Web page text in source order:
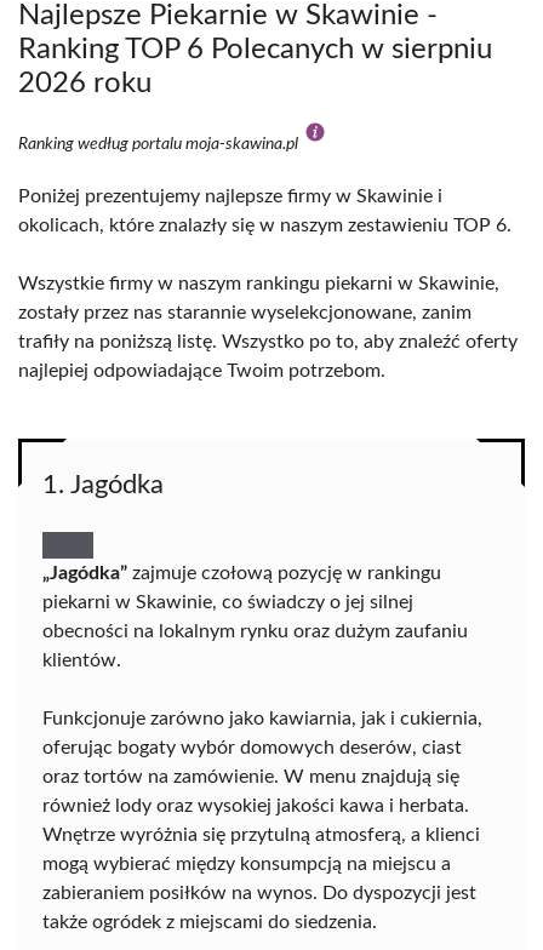
Najlepsze Piekarnie w Skawinie -
Ranking TOP 6 Polecanych w sierpniu
2026 roku
Ranking według portalu moja-skawina.pl
Poniżej prezentujemy najlepsze firmy w Skawinie i
okolicach, które znalazły się w naszym zestawieniu TOP 6.
Wszystkie firmy w naszym rankingu piekarni w Skawinie,
zostały przez nas starannie wyselekcjonowane, zanim
trafiły na poniższą listę. Wszystko po to, aby znaleźć oferty
najlepiej odpowiadające Twoim potrzebom.
1. Jagódka
„Jagódka” zajmuje czołową pozycję w rankingu
piekarni w Skawinie, co świadczy o jej silnej
obecności na lokalnym rynku oraz dużym zaufaniu
klientów.
Funkcjonuje zarówno jako kawiarnia, jak i cukiernia,
oferując bogaty wybór domowych deserów, ciast
oraz tortów na zamówienie. W menu znajdują się
również lody oraz wysokiej jakości kawa i herbata.
Wnętrze wyróżnia się przytulną atmosferą, a klienci
mogą wybierać między konsumpcją na miejscu a
zabieraniem posiłków na wynos. Do dyspozycji jest
także ogródek z miejscami do siedzenia.